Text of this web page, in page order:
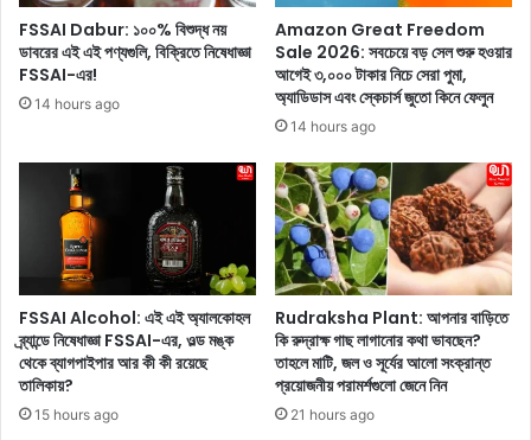
ষা
ক্ত
তা
র
কা
ণ
জে
নে
নি
ন
বি
ণা
ক
হ
বি
য়
প্রা
র্থী
তা
লি
FSSAI Dabur: ১০০% বিশুদ্ধ নয়
ডাবরের এই এই পণ্যগুলি, বিক্রিতে নিষেধাজ্ঞা
FSSAI-এর!
14 hours ago
Amazon Great Freedom
Sale 2026: সবচেয়ে বড় সেল শুরু হওয়ার
আগেই ৩,০০০ টাকার নিচে সেরা পুমা,
অ্যাডিডাস এবং স্কেচার্স জুতো কিনে ফেলুন
14 hours ago
FSSAI Alcohol: এই এই অ্যালকোহল
ব্র্যান্ডে নিষেধাজ্ঞা FSSAI-এর, ওল্ড মঙ্ক
থেকে ব্যাগপাইপার আর কী কী রয়েছে
তালিকায়?
15 hours ago
Rudraksha Plant: আপনার বাড়িতে
কি রুদ্রাক্ষ গাছ লাগানোর কথা ভাবছেন?
তাহলে মাটি, জল ও সূর্যের আলো সংক্রান্ত
প্রয়োজনীয় পরামর্শগুলো জেনে নিন
21 hours ago